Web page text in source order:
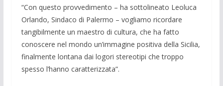
“Con questo provvedimento – ha sottolineato Leoluca
Orlando, Sindaco di Palermo – vogliamo ricordare
tangibilmente un maestro di cultura, che ha fatto
conoscere nel mondo un’immagine positiva della Sicilia,
finalmente lontana dai logori stereotipi che troppo
spesso l’hanno caratterizzata”.